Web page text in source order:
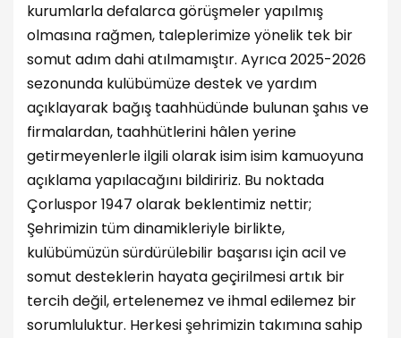
kurumlarla defalarca görüşmeler yapılmış
olmasına rağmen, taleplerimize yönelik tek bir
somut adım dahi atılmamıştır. Ayrıca 2025-2026
sezonunda kulübümüze destek ve yardım
açıklayarak bağış taahhüdünde bulunan şahıs ve
firmalardan, taahhütlerini hâlen yerine
getirmeyenlerle ilgili olarak isim isim kamuoyuna
açıklama yapılacağını bildiririz. Bu noktada
Çorluspor 1947 olarak beklentimiz nettir;
Şehrimizin tüm dinamikleriyle birlikte,
kulübümüzün sürdürülebilir başarısı için acil ve
somut desteklerin hayata geçirilmesi artık bir
tercih değil, ertelenemez ve ihmal edilemez bir
sorumluluktur. Herkesi şehrimizin takımına sahip